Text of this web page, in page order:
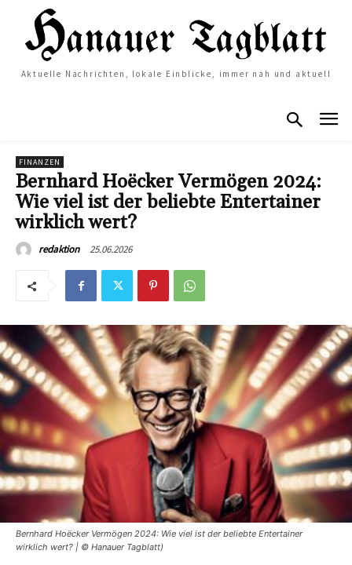
Aktuelle Nachrichten, lokale Einblicke, immer nah und aktuell
FINANZEN
Bernhard Hoëcker Vermögen 2024:
Wie viel ist der beliebte Entertainer
wirklich wert?
redaktion 25.06.2026
Bernhard Hoëcker Vermögen 2024: Wie viel ist der beliebte Entertainer
wirklich wert? | © Hanauer Tagblatt)